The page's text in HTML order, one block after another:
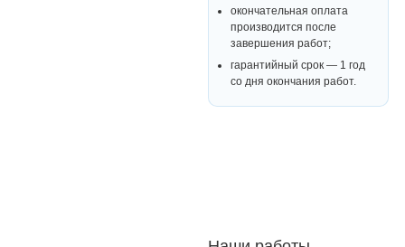
окончательная оплата
производится после
завершения работ;
гарантийный срок — 1 год
со дня окончания работ.